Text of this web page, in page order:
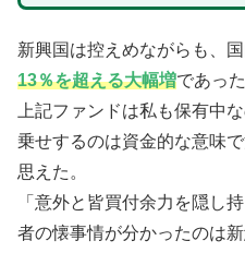
新興国は控えめながらも、
13％を超える大幅増であった
上記ファンドは私も保有中
乗せするのは資金的な意味
思えた。
「意外と皆買付余力を隠し
者の懐事情が分かったのは新